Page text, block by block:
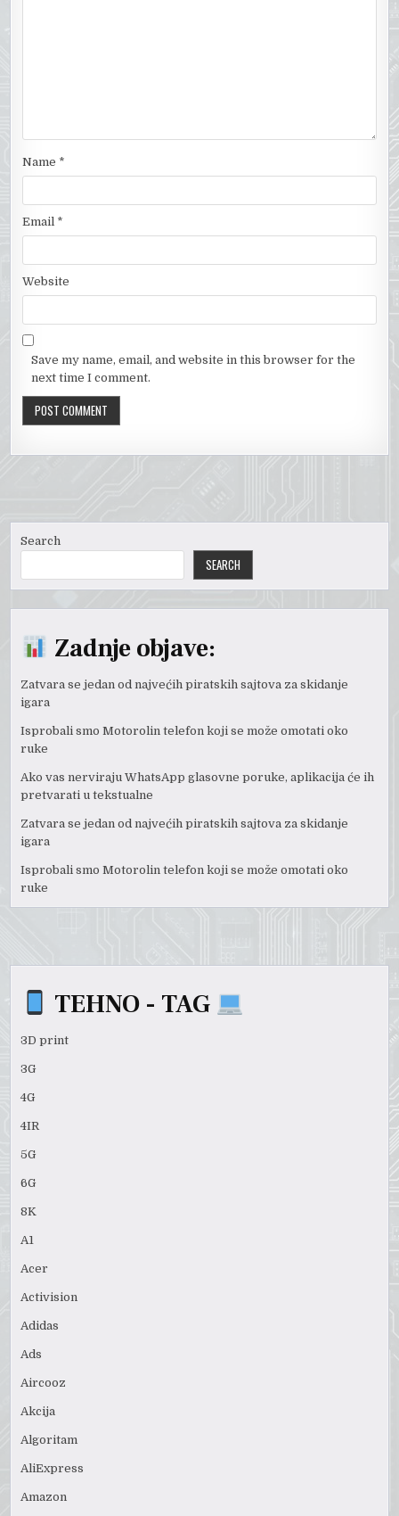
Name *
Email *
Website
Save my name, email, and website in this browser for the
next time I comment.
Search
SEARCH
Zadnje objave:
Zatvara se jedan od najvećih piratskih sajtova za skidanje
igara
Isprobali smo Motorolin telefon koji se može omotati oko
ruke
Ako vas nerviraju WhatsApp glasovne poruke, aplikacija će ih
pretvarati u tekstualne
Zatvara se jedan od najvećih piratskih sajtova za skidanje
igara
Isprobali smo Motorolin telefon koji se može omotati oko
ruke
TEHNO - TAG
3D print
3G
4G
4IR
5G
6G
8K
A1
Acer
Activision
Adidas
Ads
Aircooz
Akcija
Algoritam
AliExpress
Amazon